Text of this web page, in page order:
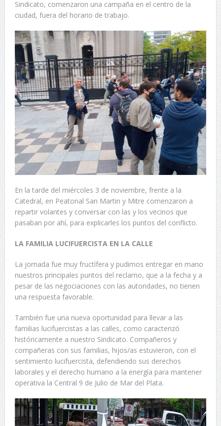
Sindicato, comenzaron una campaña en el centro de la
ciudad, fuera del horario de trabajo.
En la tarde del miércoles 3 de noviembre, frente a la
Catedral, en Peatonal San Martin y Mitre comenzaron a
repartir volantes y conversar con las y los vecinos que
pasaban por ahí, para explicarles los puntos del conflicto.
LA FAMILIA LUCIFUERCISTA EN LA CALLE
La jornada fue muy fructífera y pudimos entregar en mano
nuestros principales puntos del reclamo, que a la fecha y a
pesar de las negociaciones con las autoridades, no tienen
una respuesta favorable.
También fue una nueva oportunidad para llevar a las
familias lucifuercistas a las calles, como caracterizó
históricamente a nuestro Sindicato. Compañeros y
compañeras con sus familias, hijos/as estuvieron, con el
sentimiento lucifuercista, defendiendo sus derechos
laborales y el derecho humano a la energía para mantener
operativa la Central 9 de Julio de Mar del Plata.